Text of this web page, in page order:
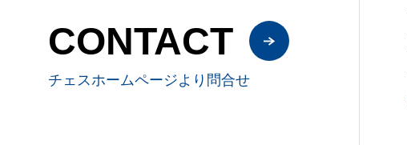
CONTACT
チェスホームページより問合せ